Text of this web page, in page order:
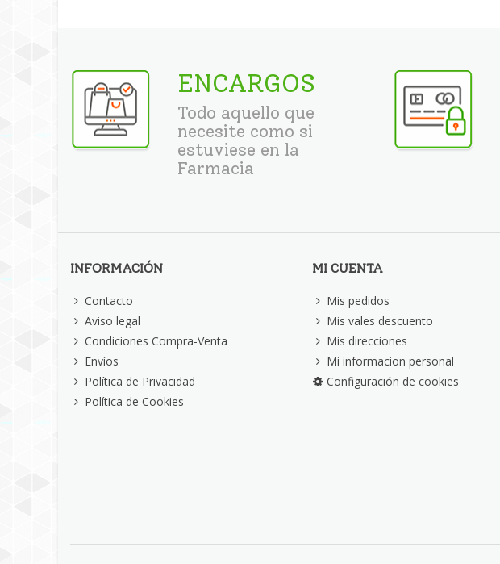
ENCARGOS
Todo aquello que
necesite como si
estuviese en la
Farmacia
INFORMACIÓN
Contacto
Aviso legal
Condiciones Compra-Venta
Envíos
Política de Privacidad
Política de Cookies
MI CUENTA
Mis pedidos
Mis vales descuento
Mis direcciones
Mi informacion personal
Configuración de cookies